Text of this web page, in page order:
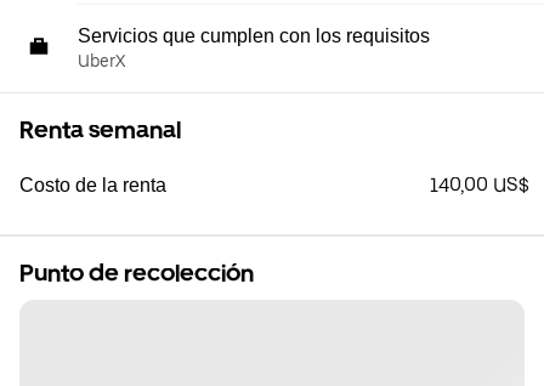
Servicios que cumplen con los requisitos
UberX
Renta semanal
Costo de la renta 140,00 US$
Punto de recolección